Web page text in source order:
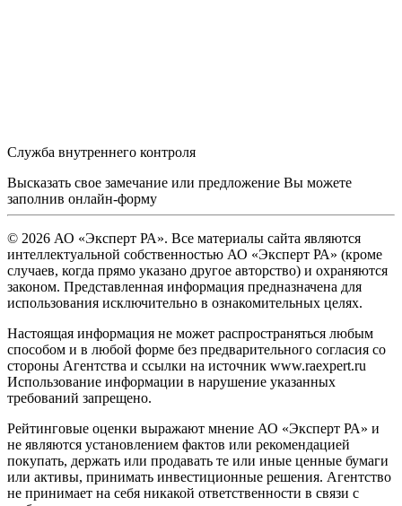
Служба внутреннего контроля
Высказать свое замечание или предложение Вы можете
заполнив онлайн-форму
© 2026 АО «Эксперт РА». Все материалы сайта являются
интеллектуальной собственностью АО «Эксперт РА» (кроме
случаев, когда прямо указано другое авторство) и охраняются
законом. Представленная информация предназначена для
использования исключительно в ознакомительных целях.
Настоящая информация не может распространяться любым
способом и в любой форме без предварительного согласия со
стороны Агентства и ссылки на источник www.raexpert.ru
Использование информации в нарушение указанных
требований запрещено.
Рейтинговые оценки выражают мнение АО «Эксперт РА» и
не являются установлением фактов или рекомендацией
покупать, держать или продавать те или иные ценные бумаги
или активы, принимать инвестиционные решения. Агентство
не принимает на себя никакой ответственности в связи с